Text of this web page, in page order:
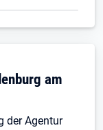
am
der Agentur